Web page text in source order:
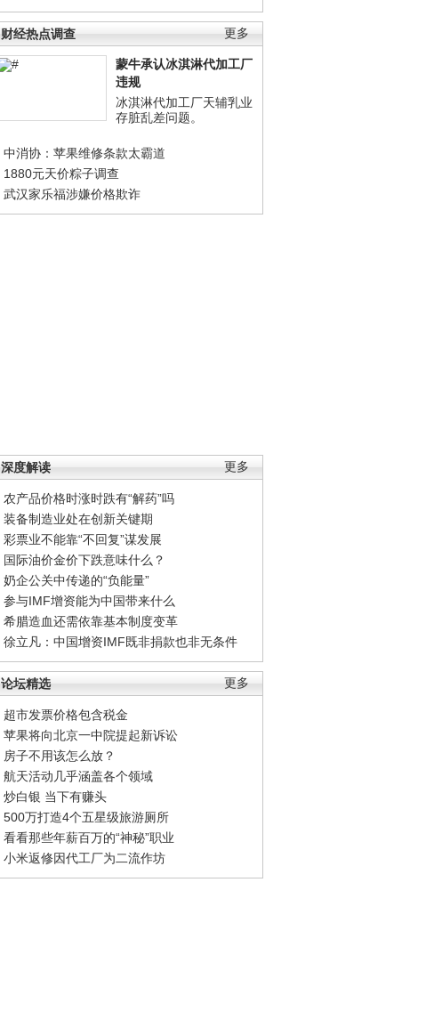
更多
财经热点调查
蒙牛承认冰淇淋代加工厂
违规
冰淇淋代加工厂天辅乳业
存脏乱差问题。
中消协：苹果维修条款太霸道
1880元天价粽子调查
武汉家乐福涉嫌价格欺诈
更多
深度解读
农产品价格时涨时跌有“解药”吗
装备制造业处在创新关键期
彩票业不能靠“不回复”谋发展
国际油价金价下跌意味什么？
奶企公关中传递的“负能量”
参与IMF增资能为中国带来什么
希腊造血还需依靠基本制度变革
徐立凡：中国增资IMF既非捐款也非无条件
更多
论坛精选
超市发票价格包含税金
苹果将向北京一中院提起新诉讼
房子不用该怎么放？
航天活动几乎涵盖各个领域
炒白银 当下有赚头
500万打造4个五星级旅游厕所
看看那些年薪百万的“神秘”职业
小米返修因代工厂为二流作坊